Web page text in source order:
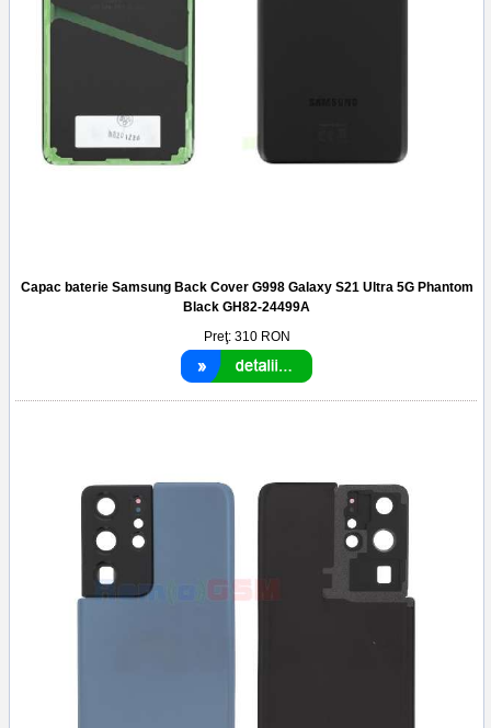
Capac baterie Samsung Back Cover G998 Galaxy S21 Ultra 5G Phantom
Black GH82-24499A
Preţ: 310 RON